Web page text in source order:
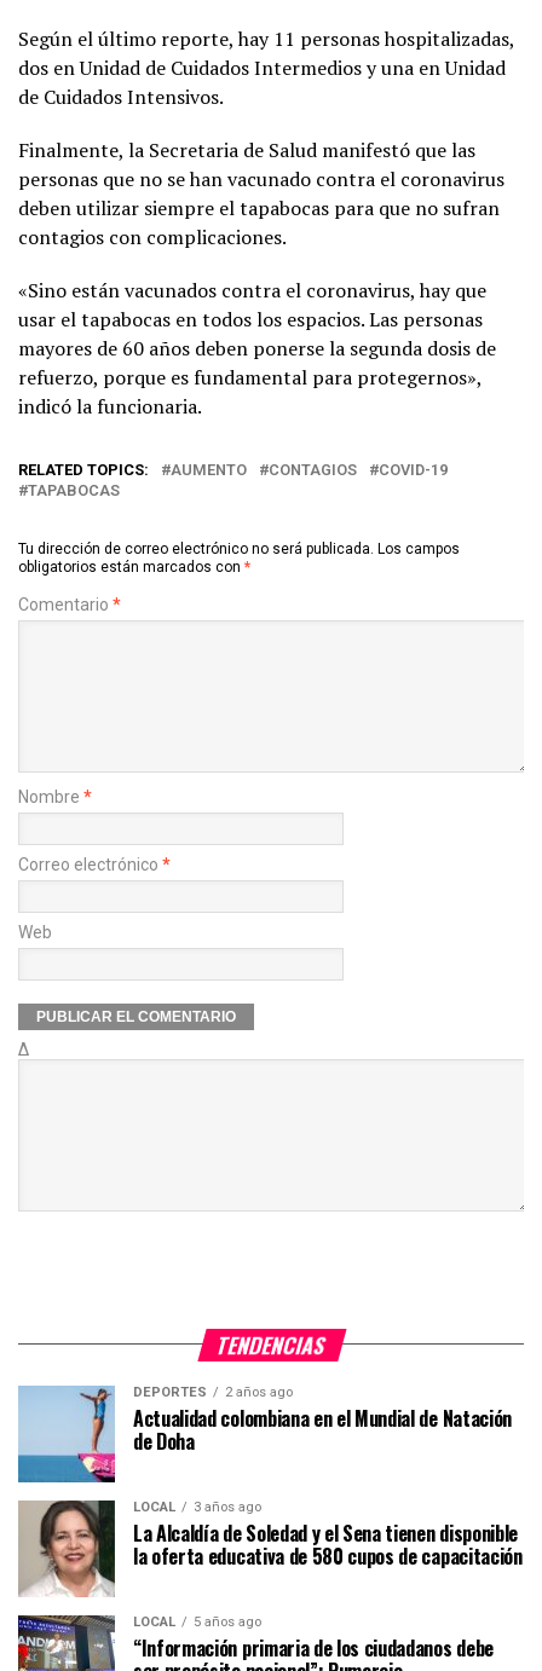
Según el último reporte, hay 11 personas hospitalizadas,
dos en Unidad de Cuidados Intermedios y una en Unidad
de Cuidados Intensivos.
Finalmente, la Secretaria de Salud manifestó que las
personas que no se han vacunado contra el coronavirus
deben utilizar siempre el tapabocas para que no sufran
contagios con complicaciones.
«Sino están vacunados contra el coronavirus, hay que
usar el tapabocas en todos los espacios. Las personas
mayores de 60 años deben ponerse la segunda dosis de
refuerzo, porque es fundamental para protegernos»,
indicó la funcionaria.
RELATED TOPICS: AUMENTO CONTAGIOS
COVID-19
TAPABOCAS
Tu dirección de correo electrónico no será publicada. Los campos
obligatorios están marcados con *
Comentario *
Nombre *
Correo electrónico *
Web
Δ
TENDENCIAS
DEPORTES 2 años ago
Actualidad colombiana en el Mundial de Natación
de Doha
LOCAL 3 años ago
La Alcaldía de Soledad y el Sena tienen disponible
la oferta educativa de 580 cupos de capacitación
LOCAL 5 años ago
“Información primaria de los ciudadanos debe